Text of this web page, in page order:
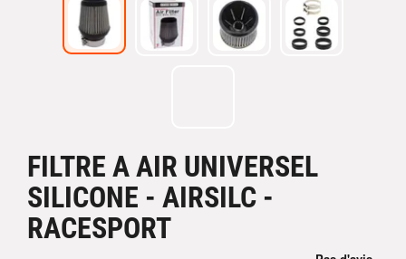
FILTRE A AIR UNIVERSEL
SILICONE - AIRSILC -
RACESPORT